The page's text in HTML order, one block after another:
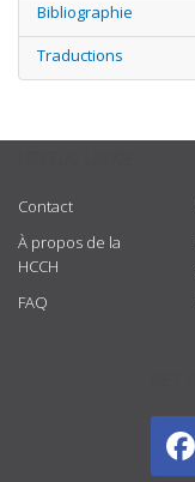
Bibliographie
Traductions
Contact
À propos de la
HCCH
FAQ